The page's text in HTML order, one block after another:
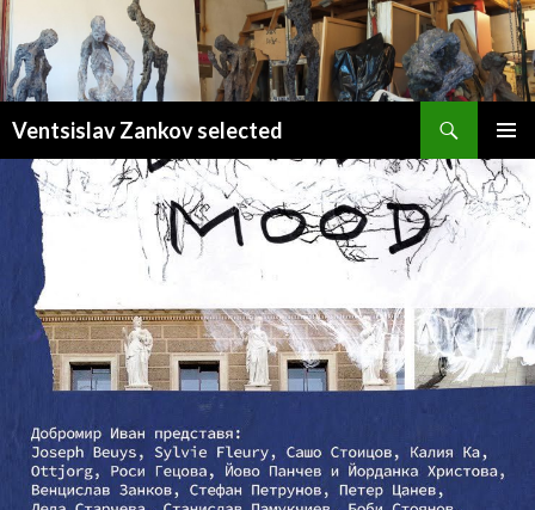
Ventsislav Zankov selected
MENU
TO
CONTENT